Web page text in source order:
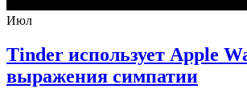
Июл
Tinder использует Apple
выражения симпатии